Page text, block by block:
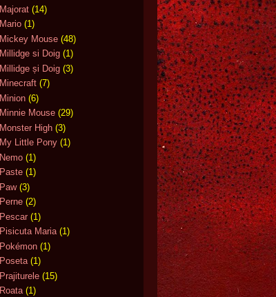
Majorat (14)
Mario (1)
Mickey Mouse (48)
Millidge si Doig (1)
Millidge și Doig (3)
Minecraft (7)
Minion (6)
Minnie Mouse (29)
Monster High (3)
My Little Pony (1)
Nemo (1)
Paste (1)
Paw (3)
Perne (2)
Pescar (1)
Pisicuta Maria (1)
Pokémon (1)
Poseta (1)
Prajiturele (15)
Roata (1)